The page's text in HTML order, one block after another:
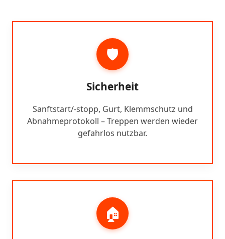
🛡️
Sicherheit
Sanftstart/-stopp, Gurt, Klemmschutz und
Abnahmeprotokoll – Treppen werden wieder
gefahrlos nutzbar.
🏠